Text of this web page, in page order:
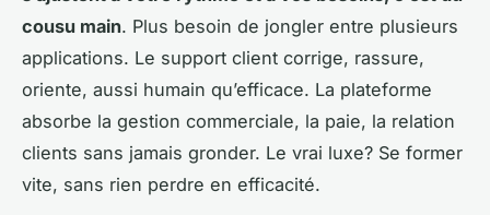
cousu main. Plus besoin de jongler entre plusieurs
applications. Le support client corrige, rassure,
oriente, aussi humain qu’efficace. La plateforme
absorbe la gestion commerciale, la paie, la relation
clients sans jamais gronder. Le vrai luxe? Se former
vite, sans rien perdre en efficacité.